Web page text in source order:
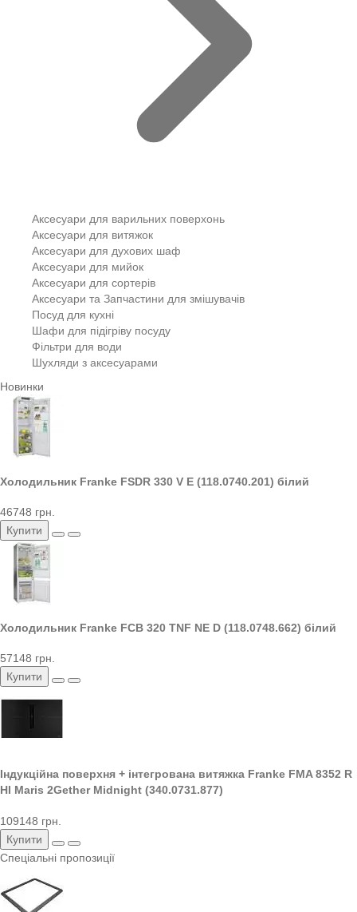
Аксесуари для варильних поверхонь
Аксесуари для витяжок
Аксесуари для духових шаф
Аксесуари для мийок
Аксесуари для сортерів
Аксесуари та Запчастини для змішувачів
Посуд для кухні
Шафи для підігріву посуду
Фільтри для води
Шухляди з аксесуарами
Новинки
Холодильник Franke FSDR 330 V E (118.0740.201) білий
46748 грн.
Купити
Холодильник Franke FCB 320 TNF NE D (118.0748.662) білий
57148 грн.
Купити
Індукційна поверхня + інтегрована витяжка Franke FMA 8352 R
HI Maris 2Gether Midnight (340.0731.877)
109148 грн.
Купити
Спеціальні пропозиції